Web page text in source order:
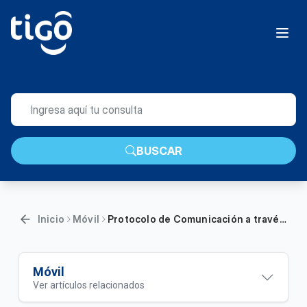
BUSCAR
Inicio Móvil Protocolo de Comunicación a través de Google RCS | Móvil
Móvil
Ver artículos relacionados